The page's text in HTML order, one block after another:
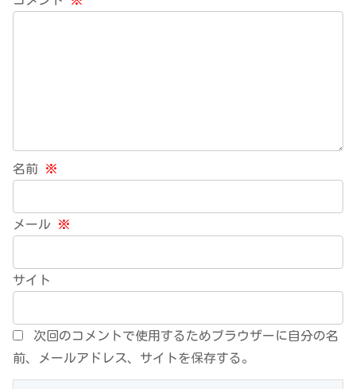
名前 ※
メール ※
サイト
次回のコメントで使用するためブラウザーに自分の名
前、メールアドレス、サイトを保存する。